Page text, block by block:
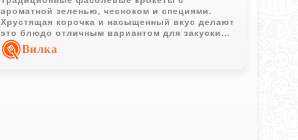
ароматной зеленью, чесноком и специями.
Хрустящая корочка и насыщенный вкус делают
это блюдо отличным вариантом для закуски
или легкого обеда.
Вилка